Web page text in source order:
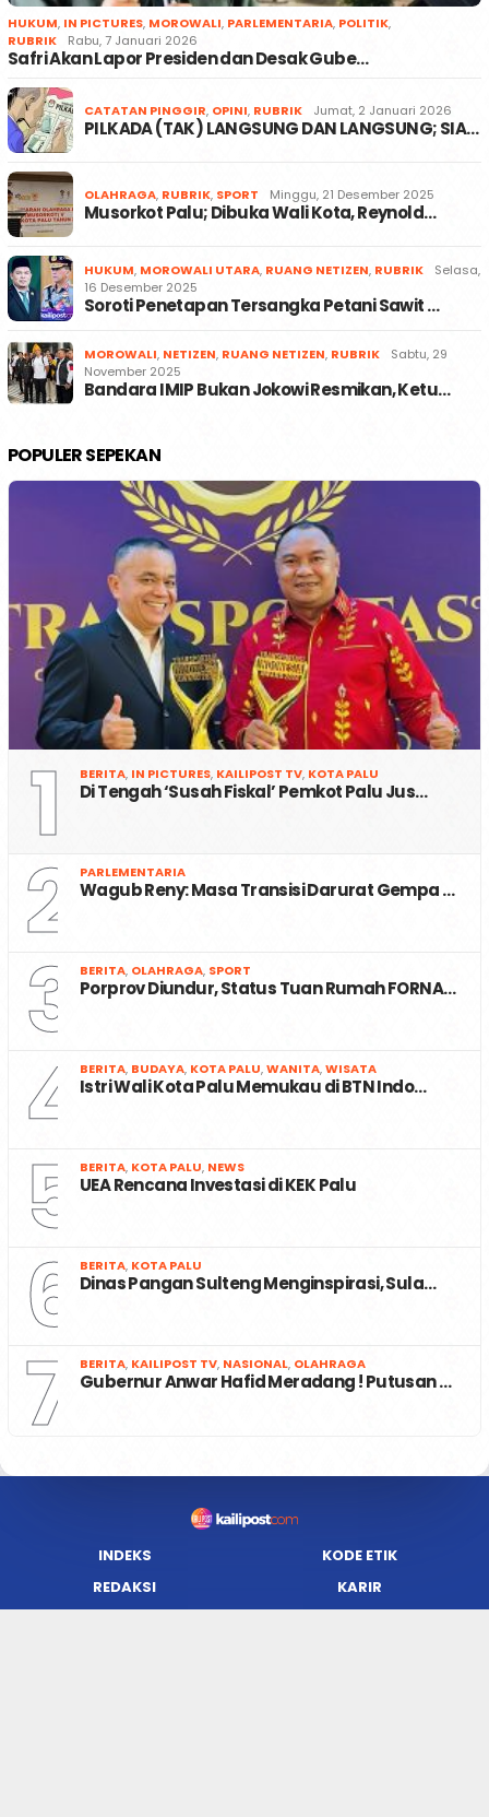
HUKUM, IN PICTURES, MOROWALI, PARLEMENTARIA, POLITIK,
RUBRIK
Rabu, 7 Januari 2026
Safri Akan Lapor Presiden dan Desak Gube…
CATATAN PINGGIR, OPINI, RUBRIK Jumat, 2 Januari 2026
PILKADA (TAK) LANGSUNG DAN LANGSUNG; SIA…
OLAHRAGA, RUBRIK, SPORT Minggu, 21 Desember 2025
Musorkot Palu; Dibuka Wali Kota, Reynold…
HUKUM, MOROWALI UTARA, RUANG NETIZEN, RUBRIK
Selasa,
16 Desember 2025
Soroti Penetapan Tersangka Petani Sawit …
MOROWALI, NETIZEN, RUANG NETIZEN, RUBRIK
Sabtu, 29
November 2025
Bandara IMIP Bukan Jokowi Resmikan, Ketu…
POPULER SEPEKAN
1 BERITA, IN PICTURES, KAILIPOST TV, KOTA PALU
Di Tengah ‘Susah Fiskal’ Pemkot Palu Jus…
2 PARLEMENTARIA
Wagub Reny: Masa Transisi Darurat Gempa …
3 BERITA, OLAHRAGA, SPORT
Porprov Diundur, Status Tuan Rumah FORNA…
4 BERITA, BUDAYA, KOTA PALU,WANITA,WISATA
Istri Wali Kota Palu Memukau di BTN Indo…
5 BERITA, KOTA PALU, NEWS
UEA Rencana Investasi di KEK Palu
6 BERITA, KOTA PALU
Dinas Pangan Sulteng Menginspirasi, Sula…
7 BERITA, KAILIPOST TV, NASIONAL, OLAHRAGA
Gubernur Anwar Hafid Meradang ! Putusan …
INDEKS
KODE ETIK
REDAKSI
KARIR